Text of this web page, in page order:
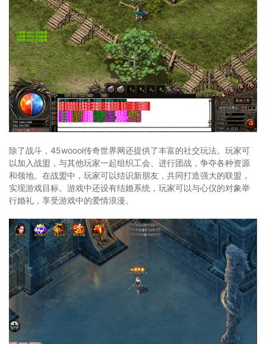
除了战斗，45woool传奇世界网还提供了丰富的社交玩法。玩家可
以加入战盟，与其他玩家一起组织工会、进行团战，争夺各种资源
和领地。在战盟中，玩家可以结识新朋友，共同打造强大的联盟，
实现游戏目标。游戏中还设有结婚系统，玩家可以与心仪的对象举
行婚礼，享受游戏中的爱情浪漫。